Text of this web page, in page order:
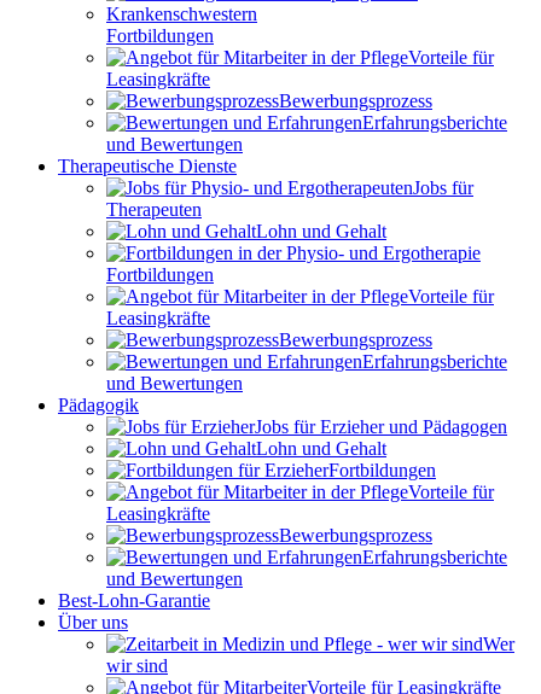
Fortbildungen
Vorteile für
Leasingkräfte
Bewerbungsprozess
Erfahrungsberichte
und Bewertungen
Therapeutische Dienste
Jobs für
Therapeuten
Lohn und Gehalt
Fortbildungen
Vorteile für
Leasingkräfte
Bewerbungsprozess
Erfahrungsberichte
und Bewertungen
Pädagogik
Jobs für Erzieher und Pädagogen
Lohn und Gehalt
Fortbildungen
Vorteile für
Leasingkräfte
Bewerbungsprozess
Erfahrungsberichte
und Bewertungen
Best-Lohn-Garantie
Über uns
Wer
wir sind
Vorteile für Leasingkräfte